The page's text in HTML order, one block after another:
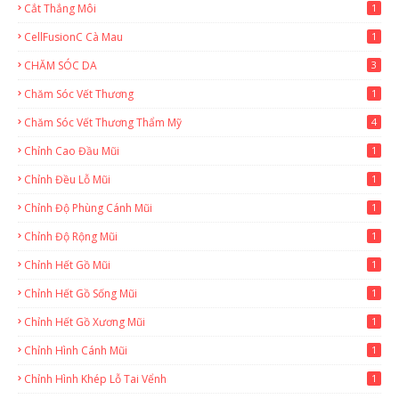
Cắt Thắng Môi 1
CellFusionC Cà Mau 1
CHĂM SÓC DA 3
Chăm Sóc Vết Thương 1
Chăm Sóc Vết Thương Thẩm Mỹ 4
Chỉnh Cao Đầu Mũi 1
Chỉnh Đều Lỗ Mũi 1
Chỉnh Độ Phùng Cánh Mũi 1
Chỉnh Độ Rộng Mũi 1
Chỉnh Hết Gồ Mũi 1
Chỉnh Hết Gồ Sống Mũi 1
Chỉnh Hết Gồ Xương Mũi 1
Chỉnh Hình Cánh Mũi 1
Chỉnh Hình Khép Lỗ Tai Vểnh 1